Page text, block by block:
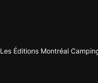
Les Éditions Montréal